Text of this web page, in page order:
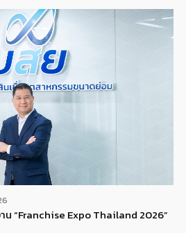
น “Franchise Expo Thailand 2026”